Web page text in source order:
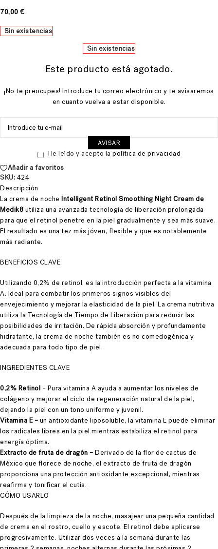
70,00 €
Sin existencias
Sin existencias
Este producto está agotado.
¡No te preocupes! Introduce tu correo electrónico y te avisaremos
en cuanto vuelva a estar disponible.
AVISAR
He leído y acepto la política de privacidad
Añadir a favoritos
SKU: 424
Descripción
La crema de noche Intelligent Retinol Smoothing Night Cream de
Medik8 utiliza una avanzada tecnología de liberación prolongada
para que el retinol penetre en la piel gradualmente y sea más suave.
El resultado es una tez más jóven, flexible y que es notablemente
más radiante.
BENEFICIOS CLAVE
Utilizando 0,2% de retinol, es la introducción perfecta a la vitamina
A. Ideal para combatir los primeros signos visibles del
envejecimiento y mejorar la elasticidad de la piel. La crema nutritiva
utiliza la Tecnología de Tiempo de Liberación para reducir las
posibilidades de irritación. De rápida absorción y profundamente
hidratante, la crema de noche también es no comedogénica y
adecuada para todo tipo de piel.
INGREDIENTES CLAVE
0,2% Retinol – Pura vitamina A ayuda a aumentar los niveles de
colágeno y mejorar el ciclo de regeneración natural de la piel,
dejando la piel con un tono uniforme y juvenil.
Vitamina E– un antioxidante liposoluble, la vitamina E puede eliminar
los radicales libres en la piel mientras estabiliza el retinol para
energía óptima.
Extracto de fruta de dragón – Derivado de la flor de cactus de
México que florece de noche, el extracto de fruta de dragón
proporciona una protección antioxidante excepcional, mientras
reafirma y tonificar el cutis.
CÓMO USARLO
Después de la limpieza de la noche, masajear una pequeña cantidad
de crema en el rostro, cuello y escote. El retinol debe aplicarse
progresivamente. Utilizar dos veces a la semana durante las